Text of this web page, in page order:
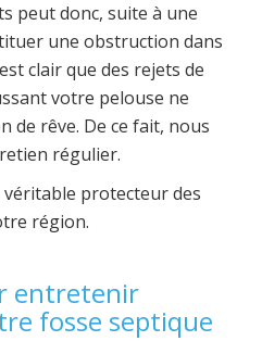
peut donc, suite à une
une obstruction dans
clair que des rejets de
votre pelouse ne
de rêve. De ce fait, nous
régulier.
protecteur des
région.
entretenir
fosse septique